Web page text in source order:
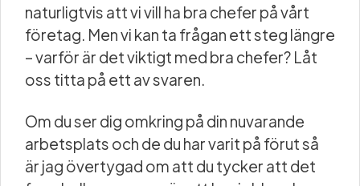
naturligtvis att vi vill ha bra chefer på vårt
företag. Men vi kan ta frågan ett steg längre
– varför är det viktigt med bra chefer? Låt
oss titta på ett av svaren.
Om du ser dig omkring på din nuvarande
arbetsplats och de du har varit på förut så
är jag övertygad om att du tycker att det